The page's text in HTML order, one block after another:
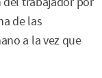
de las
a la vez que